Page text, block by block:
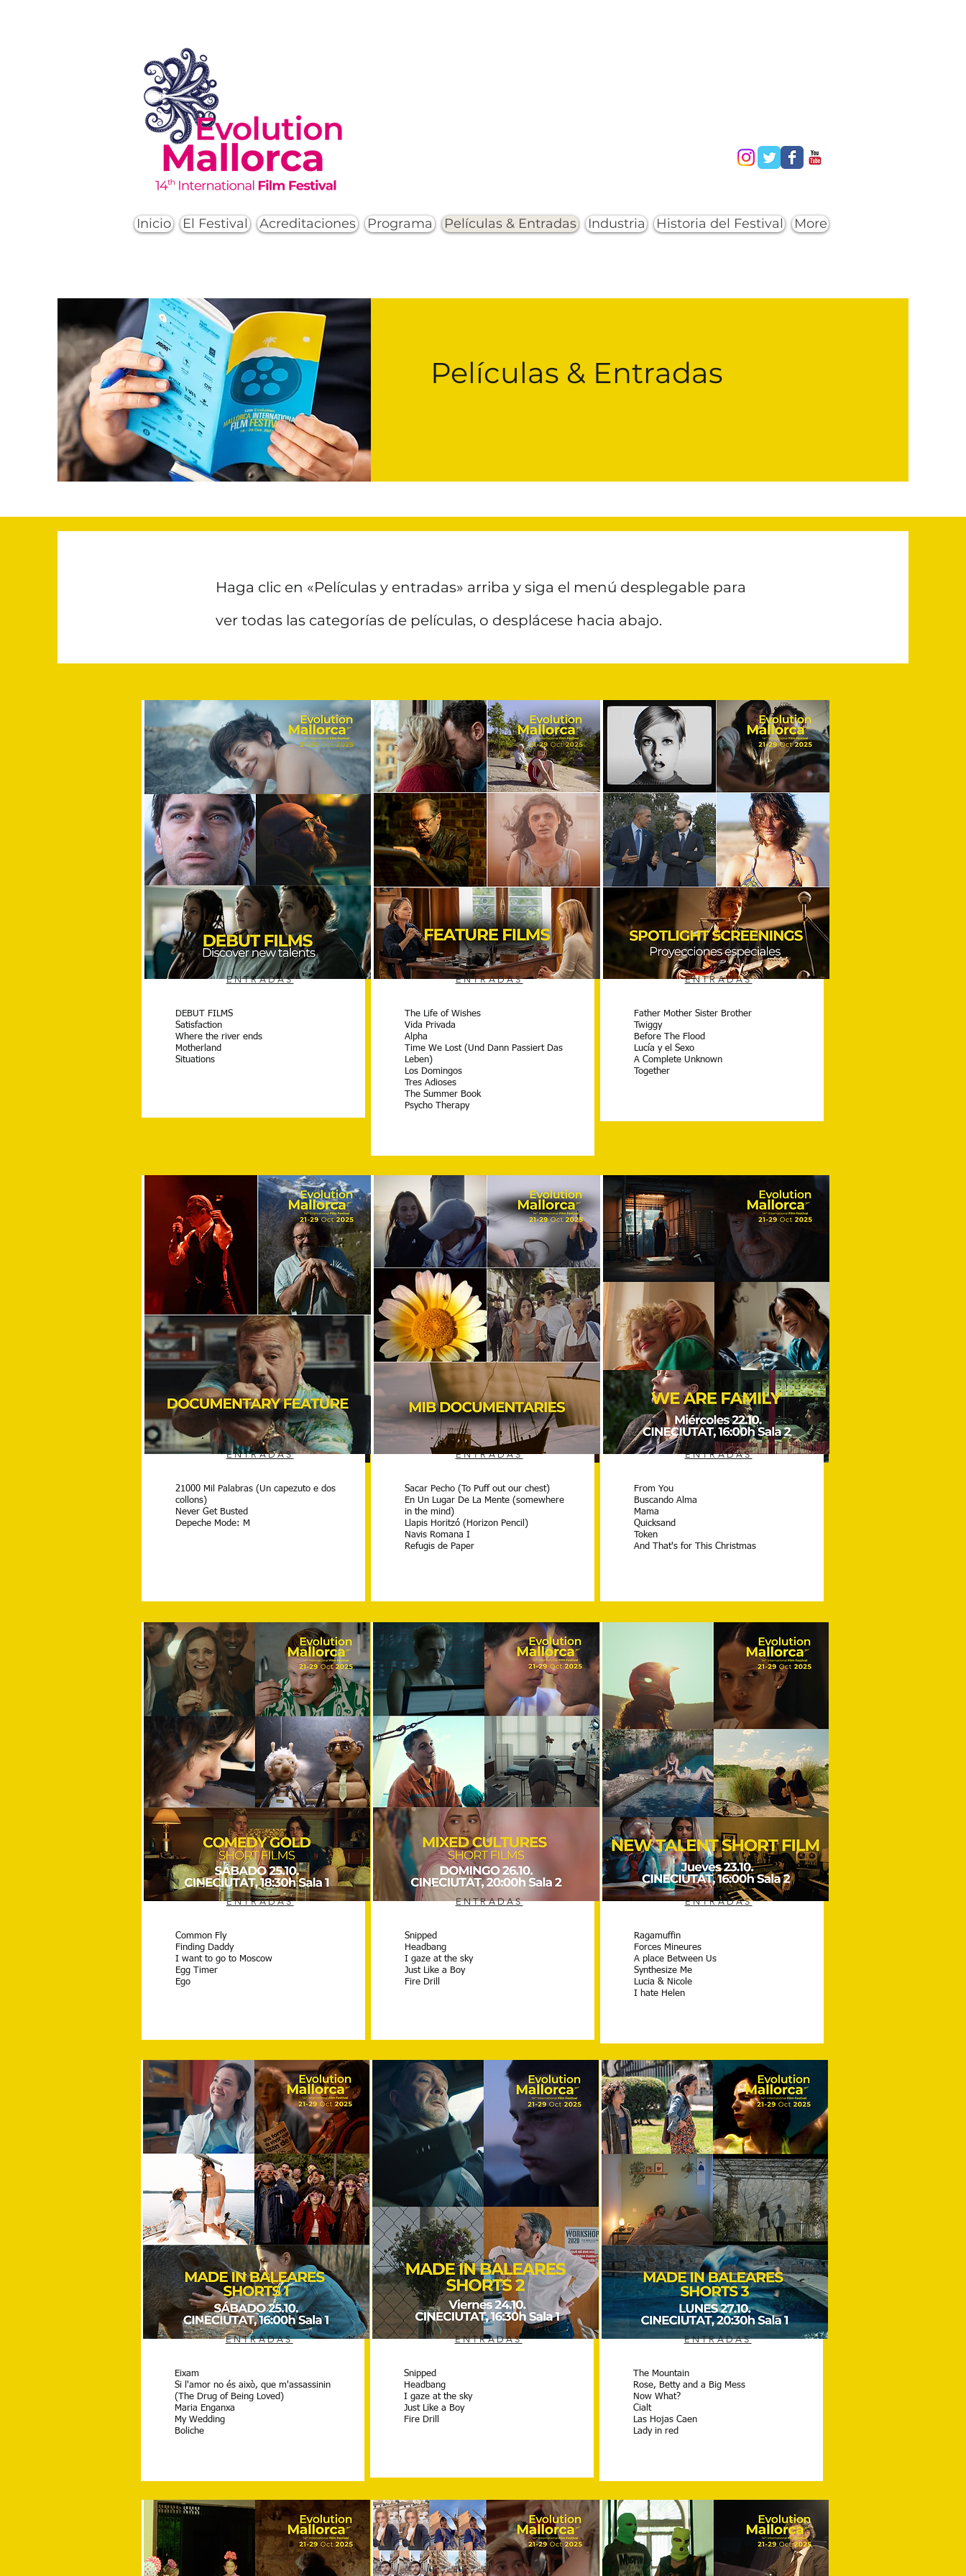
Inicio El Festival Acreditaciones Programa Películas & Entradas Industria Historia del Festival More
Películas & Entradas
Haga clic en «Películas y entradas» arriba y siga el menú desplegable para
ver todas las categorías de películas, o desplácese hacia abajo.
ENTRADAS
DEBUT FILMS
Satisfaction
Where the river ends
Motherland
Situations
ENTRADAS
The Life of Wishes
Vida Privada
Alpha
Time We Lost (Und Dann Passiert Das
Leben)
Los Domingos
Tres Adioses
The Summer Book
Psycho Therapy
ENTRADAS
Father Mother Sister Brother
Twiggy
Before The Flood
Lucía y el Sexo
A Complete Unknown
Together
Under The Ice
Electric Love
Scene House
An excess baggage
Paranoia
Summer Souvenir
Kisses and Bullets
Someday It Is
Land of Dreams
Visitor
Homeward
The Golden Boy
Majini
ENTRADAS
21000 Mil Palabras (Un capezuto e dos
collons)
Never Get Busted
Depeche Mode: M
ENTRADAS
Sacar Pecho (To Puff out our chest)
En Un Lugar De La Mente (somewhere
in the mind)
Llapis Horitzó (Horizon Pencil)
Navis Romana I
Refugis de Paper
ENTRADAS
From You
Buscando Alma
Mama
Quicksand
Token
And That's for This Christmas
ENTRADAS
Common Fly
Finding Daddy
I want to go to Moscow
Egg Timer
Ego
ENTRADAS
Snipped
Headbang
I gaze at the sky
Just Like a Boy
Fire Drill
ENTRADAS
Ragamuffin
Forces Mineures
A place Between Us
Synthesize Me
Lucia & Nicole
I hate Helen
ENTRADAS
Eixam
Si l'amor no és això, que m'assassinin
(The Drug of Being Loved)
Maria Enganxa
My Wedding
Boliche
ENTRADAS
Snipped
Headbang
I gaze at the sky
Just Like a Boy
Fire Drill
ENTRADAS
The Mountain
Rose, Betty and a Big Mess
Now What?
Cialt
Las Hojas Caen
Lady in red